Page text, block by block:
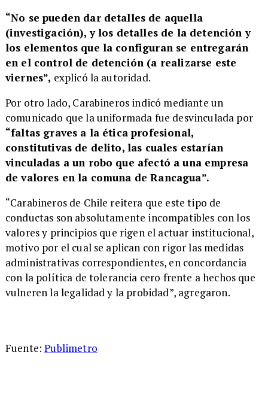
“No se pueden dar detalles de aquella
(investigación), y los detalles de la detención y
los elementos que la configuran se entregarán
en el control de detención (a realizarse este
viernes”, explicó la autoridad.
Por otro lado, Carabineros indicó mediante un
comunicado que la uniformada fue desvinculada por
“faltas graves a la ética profesional,
constitutivas de delito, las cuales estarían
vinculadas a un robo que afectó a una empresa
de valores en la comuna de Rancagua”.
“Carabineros de Chile reitera que este tipo de
conductas son absolutamente incompatibles con los
valores y principios que rigen el actuar institucional,
motivo por el cual se aplican con rigor las medidas
administrativas correspondientes, en concordancia
con la política de tolerancia cero frente a hechos que
vulneren la legalidad y la probidad”, agregaron.
Fuente:Publimetro